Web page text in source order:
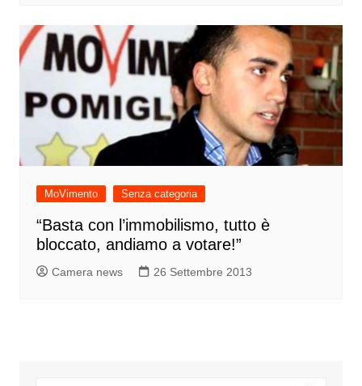
MoVimento Senza categoria
“Basta con l’immobilismo, tutto è
bloccato, andiamo a votare!”
Camera news 26 Settembre 2013